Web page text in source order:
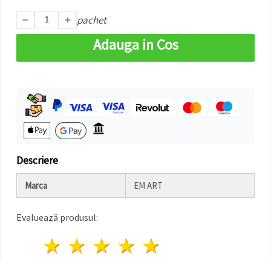
pachet
Adauga in Cos
Descriere
Marca EM ART
Evaluează produsul:
4 stele
3 stele
2 stele
1 stea